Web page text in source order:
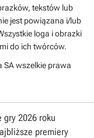
tekstów lub
jest powiązana i/lub
loga i obrazki
do ich twórców.
SA wszelkie prawa
gry 2026 roku
premiery